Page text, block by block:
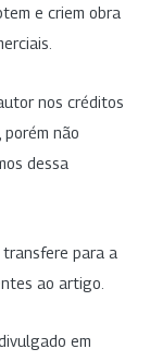
e criem obra
nos créditos
porém não
dessa
transfere para a
ao artigo.
em